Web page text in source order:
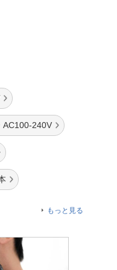
AC100-240V
もっと見る